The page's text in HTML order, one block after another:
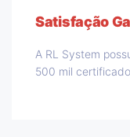
Satisfação
A RL System
500 mil